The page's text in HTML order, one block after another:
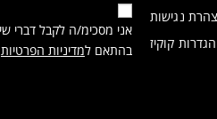
נגישות
הגדרות קוקיז
בהתאם למדיניות הפרטיות